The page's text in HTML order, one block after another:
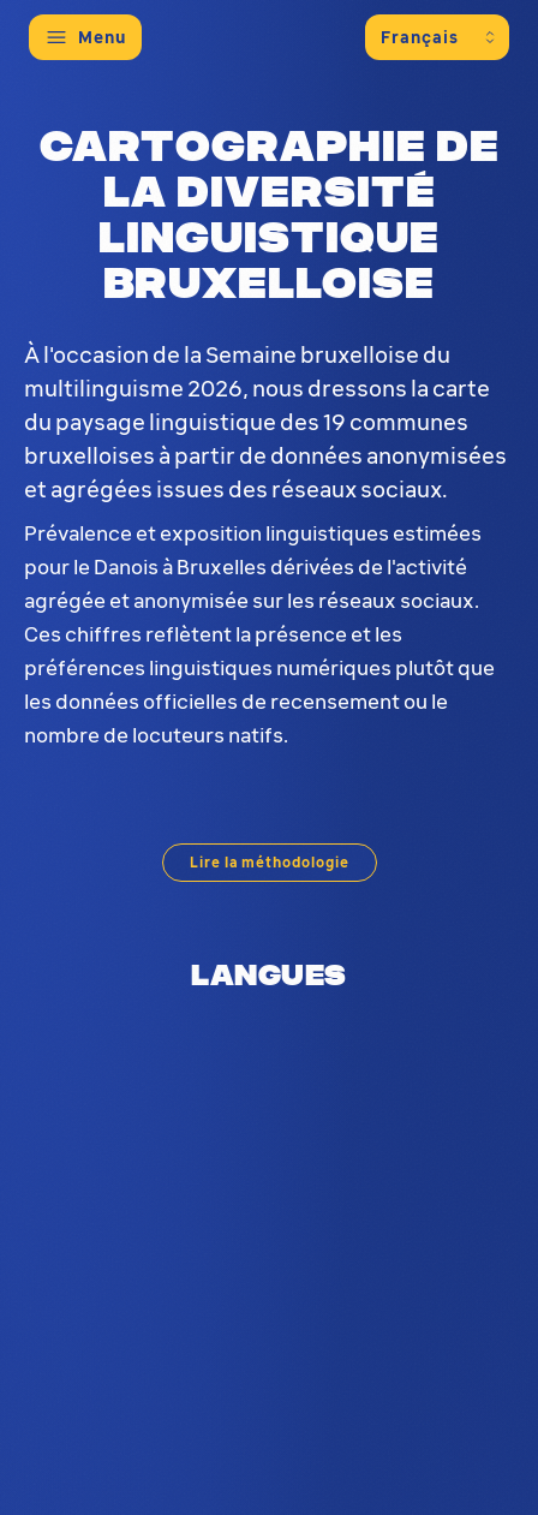
Menu
Cartographie de
la diversité
linguistique
bruxelloise
À l'occasion de la Semaine bruxelloise du
multilinguisme 2026, nous dressons la carte
du paysage linguistique des 19 communes
bruxelloises à partir de données anonymisées
et agrégées issues des réseaux sociaux.
Prévalence et exposition linguistiques estimées
pour le Danois à Bruxelles dérivées de l'activité
agrégée et anonymisée sur les réseaux sociaux.
Ces chiffres reflètent la présence et les
préférences linguistiques numériques plutôt que
les données officielles de recensement ou le
nombre de locuteurs natifs.
Distribution du Danois à Bruxelles. Sur la base
Lire la méthodologie
Langues